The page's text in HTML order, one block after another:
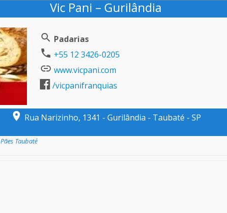
Vic Pani – Gurilândia
Padarias
+55 12 3426-0205
www.vicpani.com
/vicpanifranquias
Rua Narizinho, 1341 - Gurilândia - Taubaté - SP
Pães Taubaté